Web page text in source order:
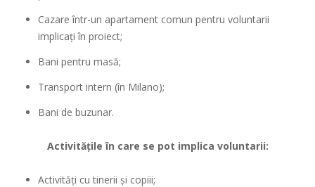
Cazare într-un apartament comun pentru voluntarii
implicați în proiect;
Bani pentru masă;
Transport intern (în Milano);
Bani de buzunar.
Activitățile în care se pot implica voluntarii:
Activități cu tinerii şi copiii;